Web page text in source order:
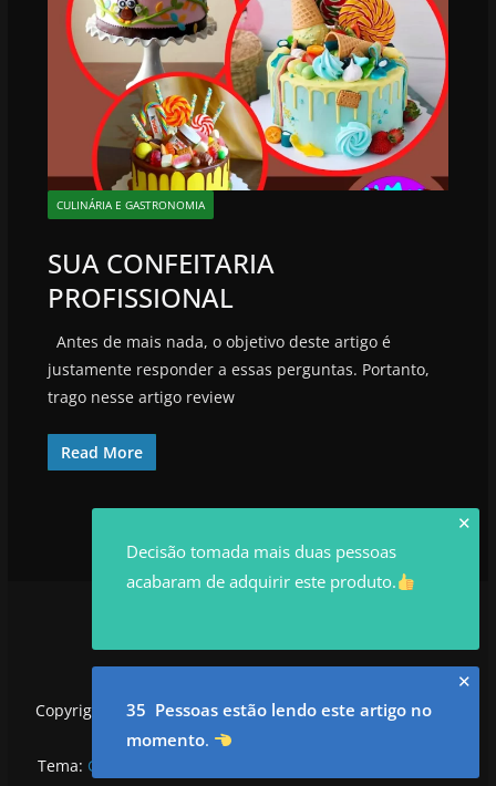
CULINÁRIA E GASTRONOMIA
SUA CONFEITARIA
PROFISSIONAL
Antes de mais nada, o objetivo deste artigo é
justamente responder a essas perguntas. Portanto,
trago nesse artigo review
Read More
Copyright © 2026utilidadesrowan.com. Todos os direitos
reservados.
Tema: ColorMag
✕
Decisão tomada mais duas pessoas
acabaram de adquirir este produto.
✕
35 Pessoas estão lendo este artigo no
momento.